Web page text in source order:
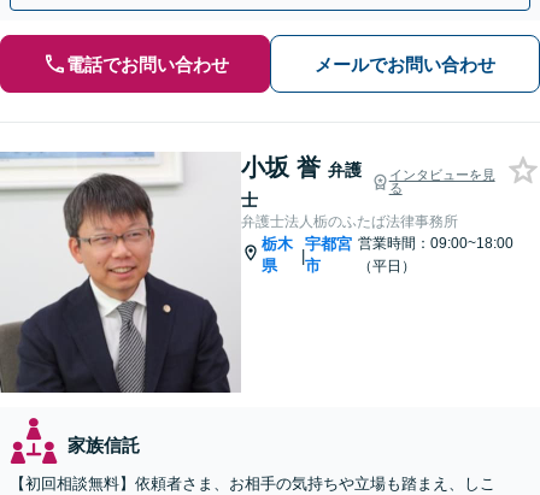
電話でお問い合わせ メールでお問い合わせ
小坂 誉 弁護
士
インタビューを見
る
弁護士法人栃のふたば法律事務所
栃木
県
|
宇都宮
市
営業時間：09:00~18:00
（平日）
家族信託
【初回相談無料】依頼者さま、お相手の気持ちや立場も踏まえ、しこ